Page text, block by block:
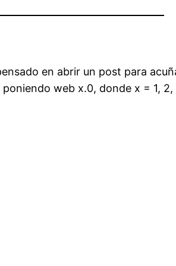
en abrir un post para
web x.0, donde x = 1,